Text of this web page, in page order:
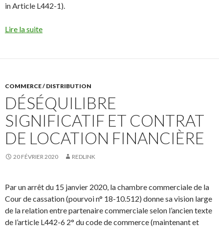
in Article L442-1).
Lire la suite
COMMERCE / DISTRIBUTION
DÉSÉQUILIBRE
SIGNIFICATIF ET CONTRAT
DE LOCATION FINANCIÈRE
20 FÉVRIER 2020 REDLINK
Par un arrêt du 15 janvier 2020, la chambre commerciale de la
Cour de cassation (pourvoi n° 18-10.512) donne sa vision large
de la relation entre partenaire commerciale selon l’ancien texte
de l’article L442-6 2° du code de commerce (maintenant et